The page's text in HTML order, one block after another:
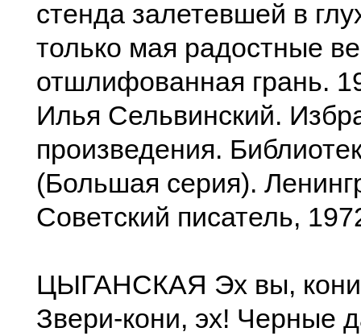
стенда залетевшей в
только мая радостные
отшлифованная грань.
Илья Сельвинский.
произведения.
(Большая серия).
Советский писатель,
ЦЫГАНСКАЯ Эх вы,
Звери-кони, эх! Черные